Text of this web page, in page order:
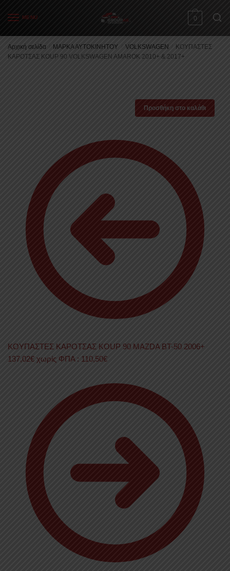
MENU 0
Αρχική σελίδα ΜΑΡΚΑ ΑΥΤΟΚΙΝΗΤΟΥ VOLKSWAGEN
ΚΟΥΠΑΣΤΕΣ
ΚΑΡΟΤΣΑΣ KOUP 90 VOLKSWAGEN AMAROK 2010+ & 2017+
Προσθήκη στο καλάθι
ΚΟΥΠΑΣΤΕΣ ΚΑΡΟΤΣΑΣ KOUP 90 MAZDA BT-50 2006+
137,02€ χωρίς ΦΠΑ : 110,50€